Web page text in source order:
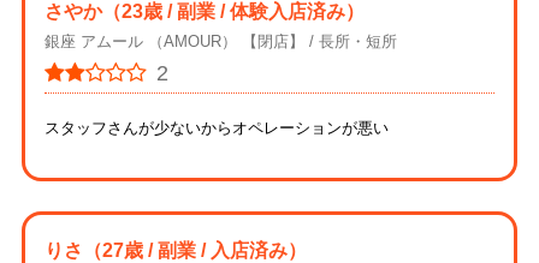
さやか（23歳 / 副業 / 体験入店済み）
銀座 アムール （AMOUR） 【閉店】 長所・短所
2
スタッフさんが少ないからオペレーションが悪い
りさ （27歳 / 副業 / 入店済み）